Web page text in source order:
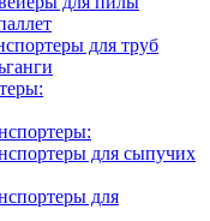
для труб
для сыпучих
для